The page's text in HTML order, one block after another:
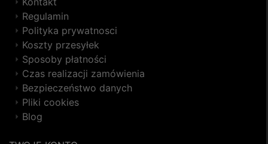
Regulamin
Polityka prywatnosci
Koszty przesyłek
Sposoby płatności
Czas realizacji zamówienia
Bezpieczeństwo danych
Pliki cookies
Blog